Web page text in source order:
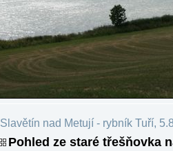
Slavětín nad Metují - rybník Tuří,
Pohled ze staré třešňovka